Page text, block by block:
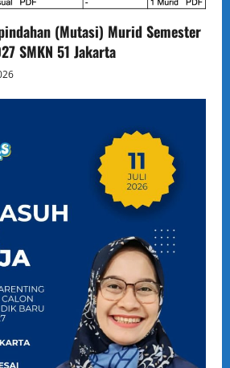
(Mutasi) Murid Semester
SMKN 51 Jakarta